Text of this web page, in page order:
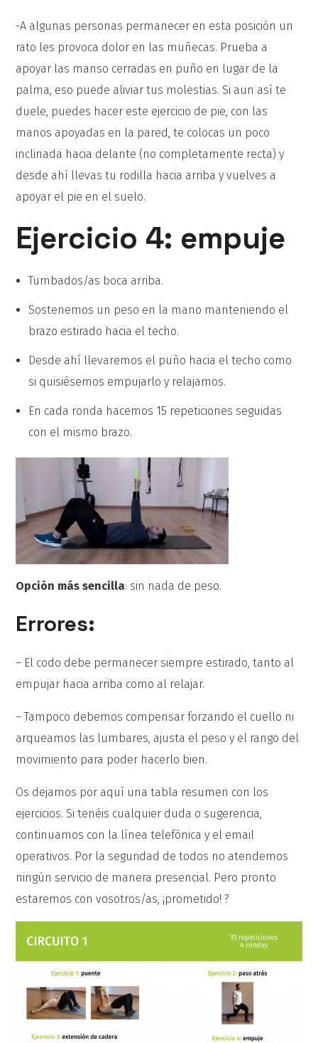
-A algunas personas permanecer en esta posición un
rato les provoca dolor en las muñecas. Prueba a
apoyar las manso cerradas en puño en lugar de la
palma, eso puede aliviar tus molestias. Si aun así te
duele, puedes hacer este ejercicio de pie, con las
manos apoyadas en la pared, te colocas un poco
inclinada hacia delante (no completamente recta) y
desde ahí llevas tu rodilla hacia arriba y vuelves a
apoyar el pie en el suelo.
Ejercicio 4: empuje
Tumbados/as boca arriba.
Sostenemos un peso en la mano manteniendo el
brazo estirado hacia el techo.
Desde ahí llevaremos el puño hacia el techo como
si quisiésemos empujarlo y relajamos.
En cada ronda hacemos 15 repeticiones seguidas
con el mismo brazo.
Opción más sencilla: sin nada de peso.
Errores:
– El codo debe permanecer siempre estirado, tanto al
empujar hacia arriba como al relajar.
– Tampoco debemos compensar forzando el cuello ni
arqueamos las lumbares, ajusta el peso y el rango del
movimiento para poder hacerlo bien.
Os dejamos por aquí una tabla resumen con los
ejercicios. Si tenéis cualquier duda o sugerencia,
continuamos con la línea telefónica y el email
operativos. Por la seguridad de todos no atendemos
ningún servicio de manera presencial. Pero pronto
estaremos con vosotros/as, ¡prometido! ?